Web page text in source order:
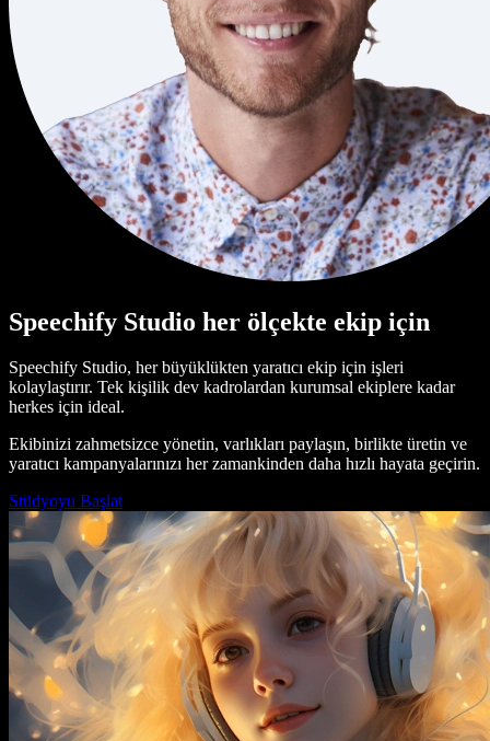
Speechify Studio her ölçekte ekip için
Speechify Studio, her büyüklükten yaratıcı ekip için işleri
kolaylaştırır. Tek kişilik dev kadrolardan kurumsal ekiplere kadar
herkes için ideal.
Ekibinizi zahmetsizce yönetin, varlıkları paylaşın, birlikte üretin ve
yaratıcı kampanyalarınızı her zamankinden daha hızlı hayata geçirin.
Stüdyoyu Başlat